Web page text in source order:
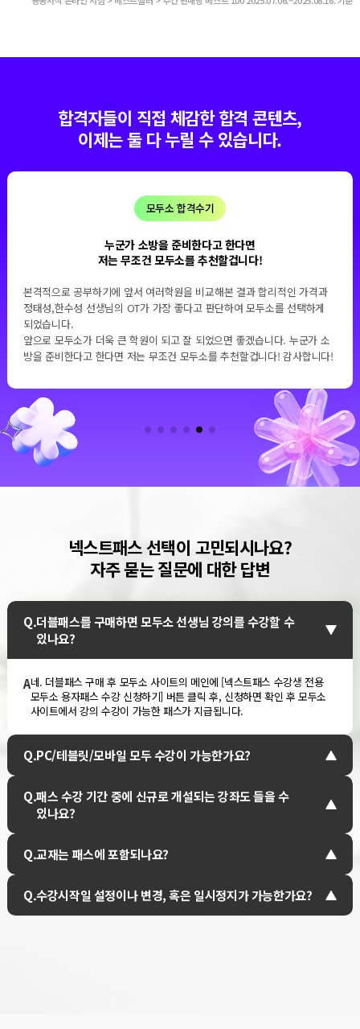
합격자들이 직접 체감한 합격 콘텐츠,
이제는 둘 다 누릴 수 있습니다.
모두소 합격수기
모두소 통해 마지막 도전 성공했습니다.
자주 언급되는 것을 확인했으며, 24년도 시험에서 많은 부분에서 예상
가 출제 되었고, 강의가 컴팩트하며 교재 퀄리티가 높아 선택하게 되었
다. 고진감래, 합격의 단맛을 느끼게 해주신 모두소와 정태성 교수님께
사의 말씀 드립니다.
앞으로 가족과 시민들의 안전을 지키는 멋진 소방관이 되겠습니다. 항
넥스트패스 선택이 고민되시나요?
자주 묻는 질문에 대한 답변
Q.더블패스를 구매하면 모두소 선생님 강의를 수강할 수
있나요?
A네. 더블패스 구매 후 모두소 사이트의 메인에 [넥스트패스 수강생 전용
모두소 용자패스 수강 신청하기] 버튼 클릭 후, 신청하면 확인 후 모두소
사이트에서 강의 수강이 가능한 패스가 지급됩니다.
Q.PC/테블릿/모바일 모두 수강이 가능한가요?
Q.패스 수강 기간 중에 신규로 개설되는 강좌도 들을 수
있나요?
Q.교재는 패스에 포함되나요?
Q.수강시작일 설정이나 변경, 혹은 일시정지가 가능한가요?